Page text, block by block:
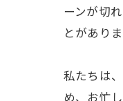
ーンが切
とがありま
私たちは
め、お忙